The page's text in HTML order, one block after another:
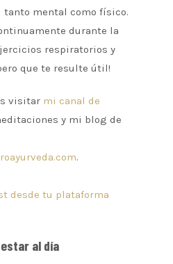
mental como físico.
durante la
respiratorios y
que te resulte útil!
visitarmi canal de
y mi blog de
.
desde tu plataforma
al día